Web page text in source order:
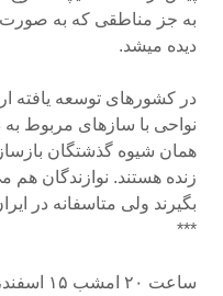
به جز مناطقی که به صورت
دیده میشد.
در کشورهای توسعه یافته
نواحی با سازهای مربوط
همان شیوه گذشتگان
زنده هستند. نوازندگان هم
بگیرند ولی متاسفانه در
***
ساعت